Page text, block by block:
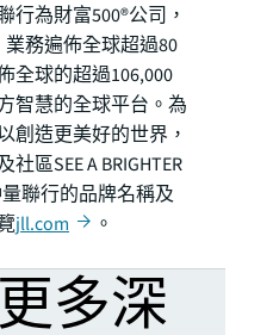
行為財富500®公司，
務遍佈全球超過80
全球的超過106,000
智慧的全球平台。為
創造更美好的世界，
區SEE A BRIGHTER
聯行的品牌名稱及
jll.com 。
多深